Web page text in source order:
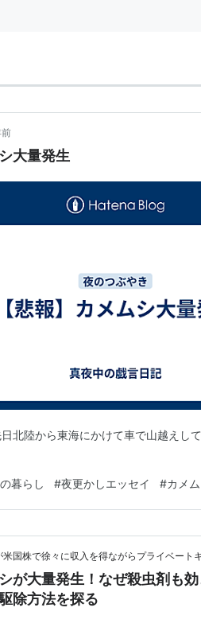
大量発生
北陸から東海にかけて車で山越えし
暮らし #夜更かしエッセイ #カメ
国株で徐々に収入を得ながらプライベート
が大量発生！なぜ殺虫剤も
除方法を探る